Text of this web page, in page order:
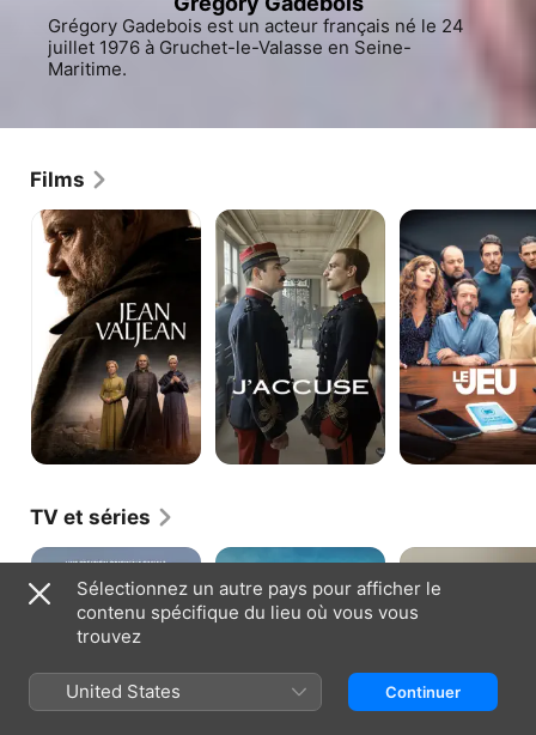
Grégory Gadebois est un acteur français né le 24
juillet 1976 à Gruchet-le-Valasse en Seine-
Maritime.
Films
Jean
Valjean
J'accuse
Le
TV et séries
Les
revenants
Zorro
D'artagnan
les
trois
Sélectionnez un autre pays pour afficher le
contenu spécifique du lieu où vous vous
trouvez
United States Continuer